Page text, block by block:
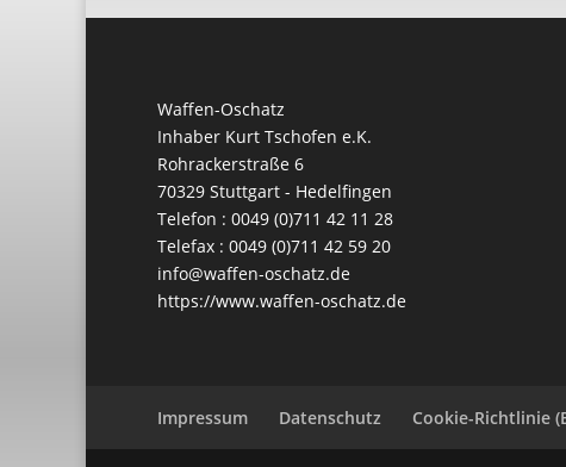
Waffen-Oschatz
Inhaber Kurt Tschofen e.K.
Rohrackerstraße 6
70329 Stuttgart - Hedelfingen
Telefon : 0049 (0)711 42 11 28
Telefax : 0049 (0)711 42 59 20
info@waffen-oschatz.de
https://www.waffen-oschatz.de
Impressum Datenschutz Cookie-Richtlinie